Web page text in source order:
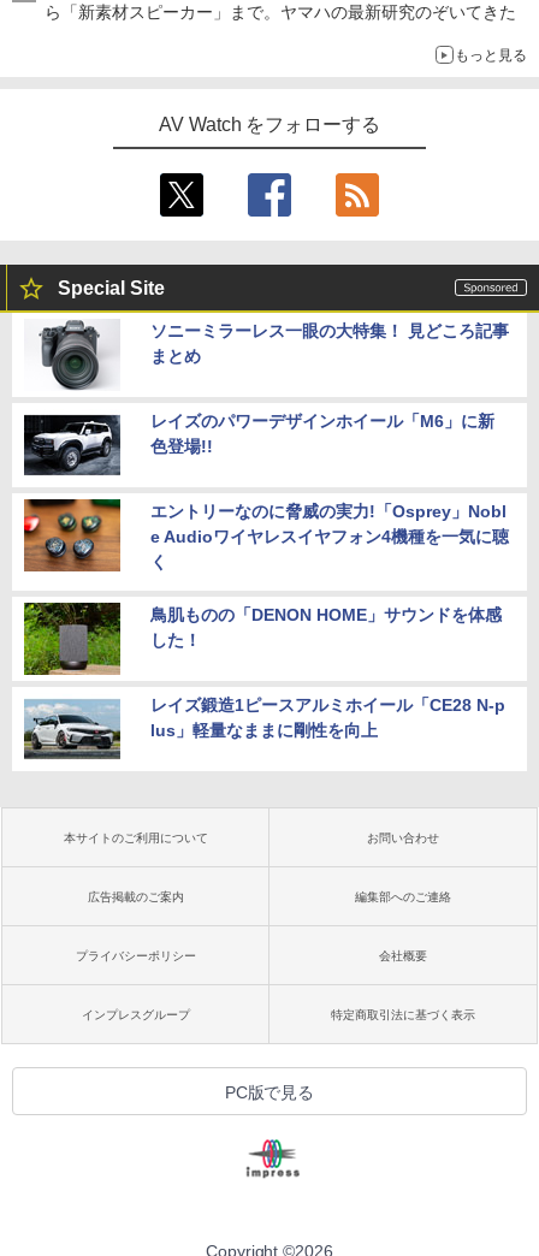
ら「新素材スピーカー」まで。ヤマハの最新研究のぞいてきた
もっと見る
AV Watch をフォローする
Special Site
ソニーミラーレス一眼の大特集！ 見どころ記事
まとめ
レイズのパワーデザインホイール「M6」に新
色登場!!
エントリーなのに脅威の実力!「Osprey」Nobl
e Audioワイヤレスイヤフォン4機種を一気に聴
く
鳥肌ものの「DENON HOME」サウンドを体感
した！
レイズ鍛造1ピースアルミホイール「CE28 N-p
lus」軽量なままに剛性を向上
本サイトのご利用について お問い合わせ
広告掲載のご案内 編集部へのご連絡
プライバシーポリシー 会社概要
インプレスグループ 特定商取引法に基づく表示
PC版で見る
Copyright ©2026